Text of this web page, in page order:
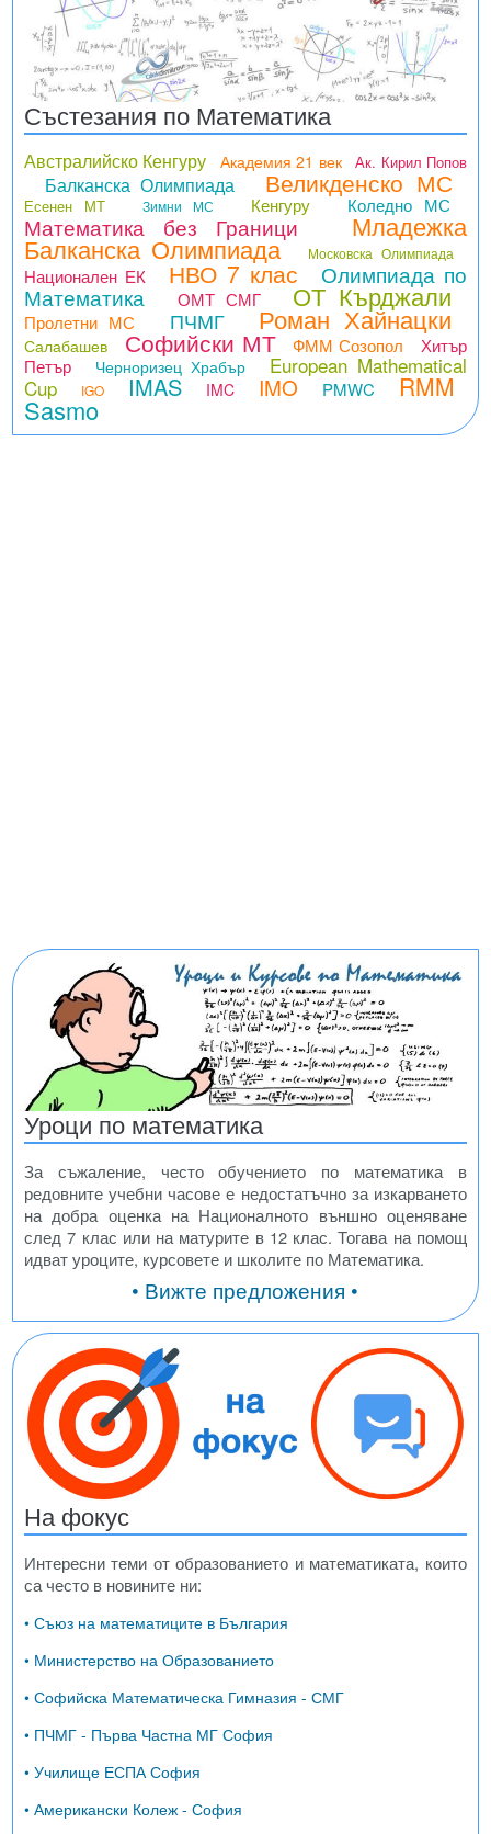
Състезания по Математика
Австралийско Кенгуру Академия 21 век Ак. Кирил Попов
Балканска Олимпиада Великденско МС
Есенен МТ Зимни МС Кенгуру Коледно МС
Математика без Граници Младежка
Балканска Олимпиада Московска Олимпиада
Национален ЕК НВО 7 клас Олимпиада по
Математика ОМТ СМГ ОТ Кърджали
Пролетни МС ПЧМГ Роман Хайнацки
Салабашев Софийски МТ ФММ Созопол
Хитър
Петър
Черноризец Храбър
European Mathematical
Cup
IGO IMAS IMC IMO PMWC RMM
Sasmo
Уроци по математика
За съжаление, често обучението по математика в
редовните учебни часове е недостатъчно за изкарването
на добра оценка на Националното външно оценяване
след 7 клас или на матурите в 12 клас. Тогава на помощ
идват уроците, курсовете и школите по Математика.
• Вижте предложения •
На фокус
Интересни теми от образованието и математиката, които
са често в новините ни:
• Съюз на математиците в България
• Министерство на Образованието
• Софийска Математическа Гимназия - СМГ
• ПЧМГ - Първа Частна МГ София
• Училище ЕСПА София
• Американски Колеж - София